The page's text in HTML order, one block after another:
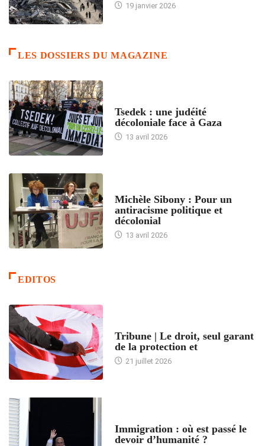
19 janvier 2026
LES DOSSIERS DU MAGAZINE
Tsedek : une judéité
décoloniale face à Gaza
13 avril 2026
Michèle Sibony : Pour un
antiracisme politique et
décolonial
13 avril 2026
EDITOS
Tribune | Le droit, seul garant
de la protection et
21 juillet 2026
Immigration : où est passé le
devoir d’humanité ?